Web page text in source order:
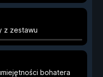
z zestawu
bohatera